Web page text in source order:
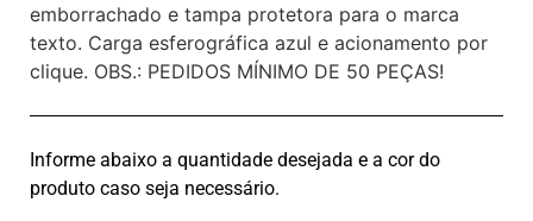
emborrachado e tampa protetora para o marca
texto. Carga esferográfica azul e acionamento por
clique. OBS.: PEDIDOS MÍNIMO DE 50 PEÇAS!
Informe abaixo a quantidade desejada e a cor do
produto caso seja necessário.